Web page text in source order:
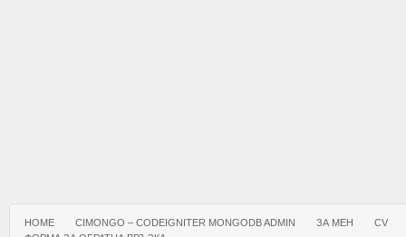
HOME CIMONGO – CODEIGNITER MONGODB ADMIN ЗА МЕН
CV